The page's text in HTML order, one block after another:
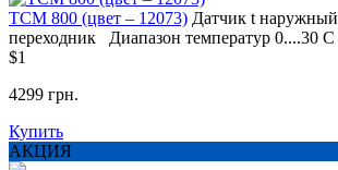
ТСМ 800 (цвет – 12073) Датчик t наружный
переходник
Диапазон температур 0....30 С
$1
4299 грн.
Купить
АКЦИЯ